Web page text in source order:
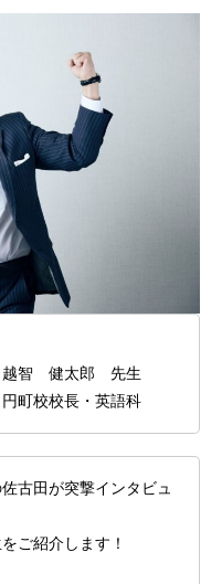
健太郎 先生
町校校長・英語科
古田が突撃インタビュ
ご紹介します！